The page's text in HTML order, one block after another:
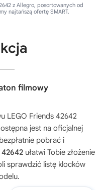
z Allegro, posortowanych od
najtańszą ofertę SMART.
filmowy
LEGO Friends 42642
jest na oficjalnej
pobrać i
ułatwi Tobie złożenie
sprawdzić listę klocków